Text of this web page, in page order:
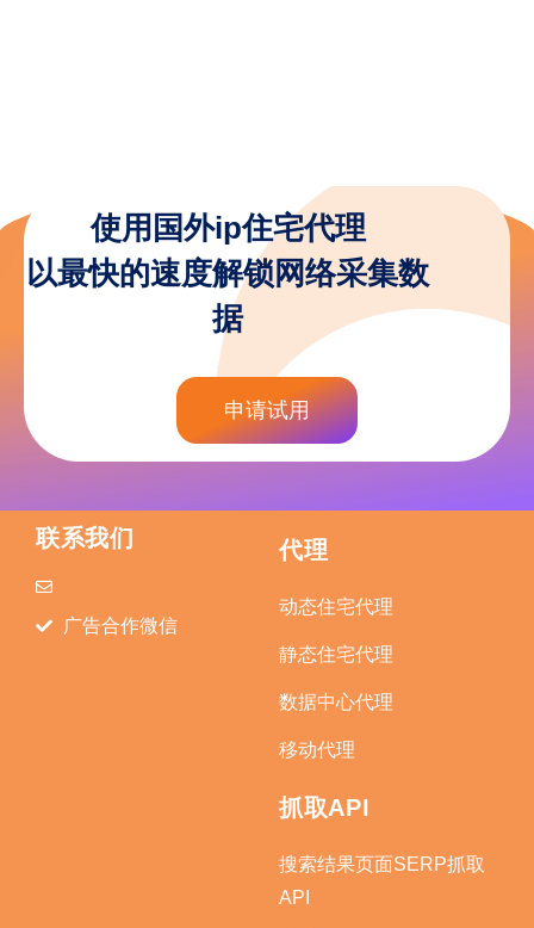
使用国外ip住宅代理
以最快的速度解锁网络采集数
据
申请试用
联系我们
广告合作微信
代理
动态住宅代理
静态住宅代理
数据中心代理
移动代理
抓取API
搜索结果页面SERP抓取
API